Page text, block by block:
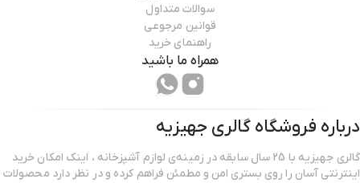
سوالات متداول
قوانین مرجوعی
راهنمای خرید
همراه ما باشید
درباره فروشگاه گالری جهیزیه
گالری جهیزیه با 25 سال سابقه در زمینه‌ی لوازم آشپزخانه ، اینک امکان خرید
اینترنتی آسان را روی بستری امن و مطمئن فراهم کرده و در نظر دارد محصولات